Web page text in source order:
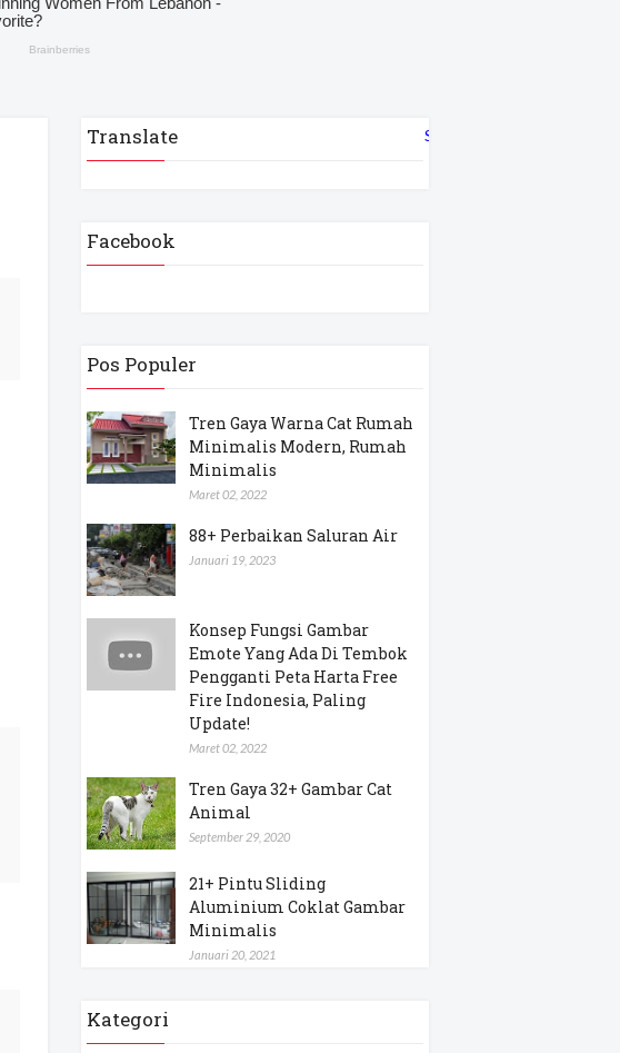
Translate Select Language
Facebook
Pos Populer
Tren Gaya Warna Cat Rumah
Minimalis Modern, Rumah
Minimalis
Maret 02, 2022
88+ Perbaikan Saluran Air
Januari 19, 2023
Konsep Fungsi Gambar
Emote Yang Ada Di Tembok
Pengganti Peta Harta Free
Fire Indonesia, Paling
Update!
Maret 02, 2022
Tren Gaya 32+ Gambar Cat
Animal
September 29, 2020
21+ Pintu Sliding
Aluminium Coklat Gambar
Minimalis
Januari 20, 2021
Kategori